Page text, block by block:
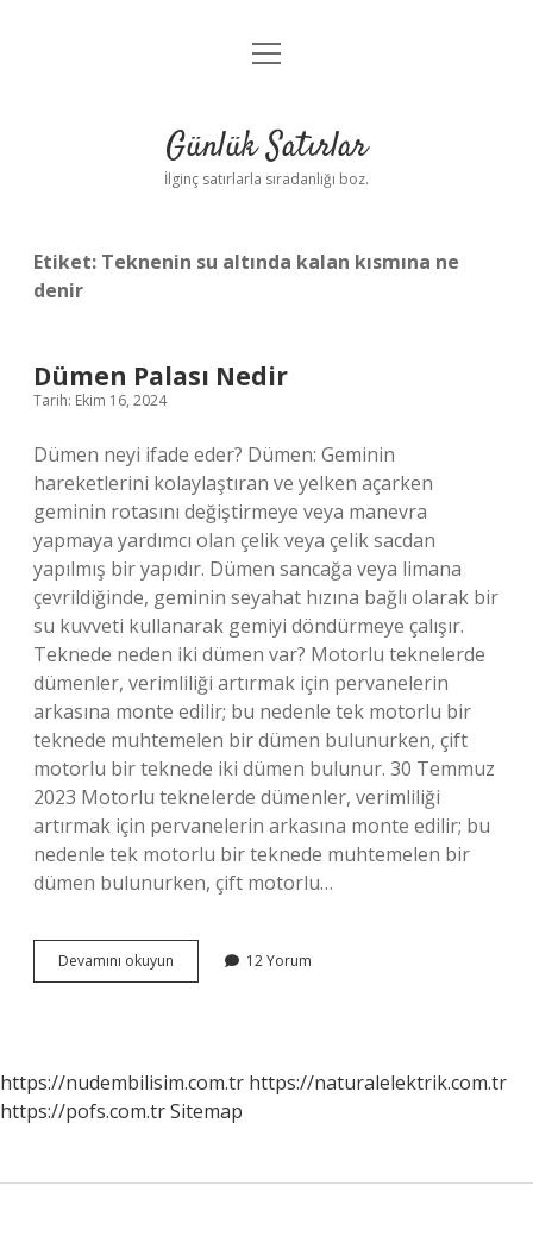
Anasayfa
Yasal Uyarı
menüyü
Günlük Satırlar
İlginç satırlarla sıradanlığı boz.
Etiket: Teknenin su altında kalan kısmına ne
denir
Dümen Palası Nedir
Tarih: Ekim 16, 2024
Dümen neyi ifade eder? Dümen: Geminin
hareketlerini kolaylaştıran ve yelken açarken
geminin rotasını değiştirmeye veya manevra
yapmaya yardımcı olan çelik veya çelik sacdan
yapılmış bir yapıdır. Dümen sancağa veya limana
çevrildiğinde, geminin seyahat hızına bağlı olarak bir
su kuvveti kullanarak gemiyi döndürmeye çalışır.
Teknede neden iki dümen var? Motorlu teknelerde
dümenler, verimliliği artırmak için pervanelerin
arkasına monte edilir; bu nedenle tek motorlu bir
teknede muhtemelen bir dümen bulunurken, çift
motorlu bir teknede iki dümen bulunur. 30 Temmuz
2023 Motorlu teknelerde dümenler, verimliliği
artırmak için pervanelerin arkasına monte edilir; bu
nedenle tek motorlu bir teknede muhtemelen bir
dümen bulunurken, çift motorlu…
Devamını okuyun
Palası
12 Yorum
https://nudembilisim.com.tr https://naturalelektrik.com.tr
https://pofs.com.trSitemap